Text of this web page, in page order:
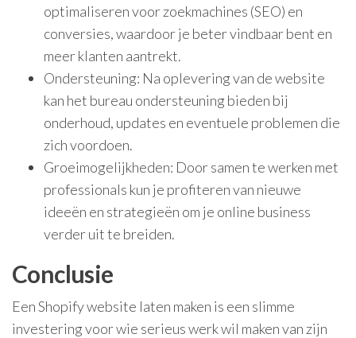
optimaliseren voor zoekmachines (SEO) en
conversies, waardoor je beter vindbaar bent en
meer klanten aantrekt.
Ondersteuning: Na oplevering van de website
kan het bureau ondersteuning bieden bij
onderhoud, updates en eventuele problemen die
zich voordoen.
Groeimogelijkheden: Door samen te werken met
professionals kun je profiteren van nieuwe
ideeën en strategieën om je online business
verder uit te breiden.
Conclusie
Een Shopify website laten maken is een slimme
investering voor wie serieus werk wil maken van zijn